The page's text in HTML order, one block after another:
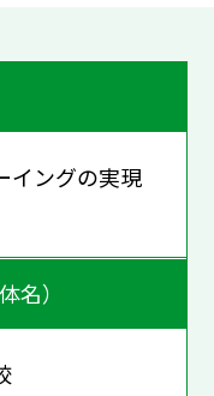
イングの実現
名）